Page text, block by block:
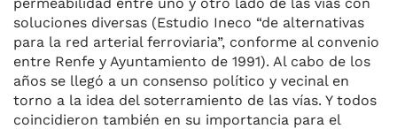
soluciones diversas (Estudio Ineco “de alternativas
para la red arterial ferroviaria”, conforme al convenio
entre Renfe y Ayuntamiento de 1991). Al cabo de los
años se llegó a un consenso político y vecinal en
torno a la idea del soterramiento de las vías. Y todos
coincidieron también en su importancia para el